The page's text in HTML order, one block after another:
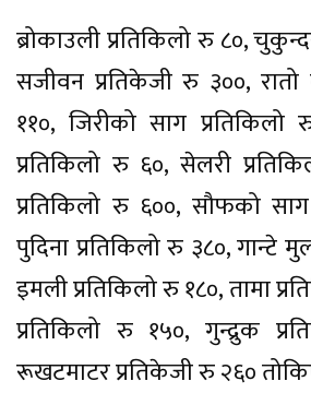
ब्रोकाउली प्रतिकिलो रु ८०,
सजीवन प्रतिकेजी रु ३००, रातो
११०, जिरीको साग प्रतिकिलो
प्रतिकिलो रु ६०, सेलरी
प्रतिकिलो रु ६००, सौफको
पुदिना प्रतिकिलो रु ३८०, गान्टे
इमली प्रतिकिलो रु १८०, तामा
प्रतिकिलो रु १५०, गुन्द्रुक
रूखटमाटर प्रतिकेजी रु २६०